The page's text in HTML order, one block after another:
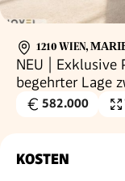
1210 WIEN, MARIE
NEU | Exklusive
begehrter Lage
mit
Kaufpreis
582.000
KOSTEN